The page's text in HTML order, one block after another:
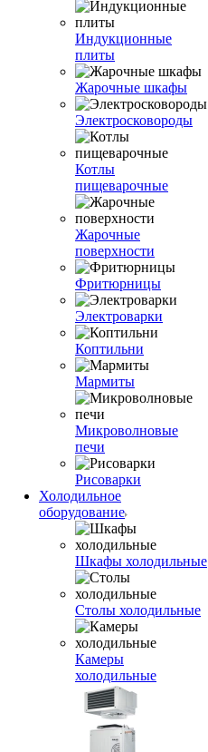
Индукционные
плиты
Жарочные шкафы
Электросковороды
Котлы
пищеварочные
Жарочные
поверхности
Фритюрницы
Электроварки
Коптильни
Мармиты
Микроволновые
печи
Рисоварки
Холодильное
оборудование
Шкафы холодильные
Столы холодильные
Камеры
холодильные